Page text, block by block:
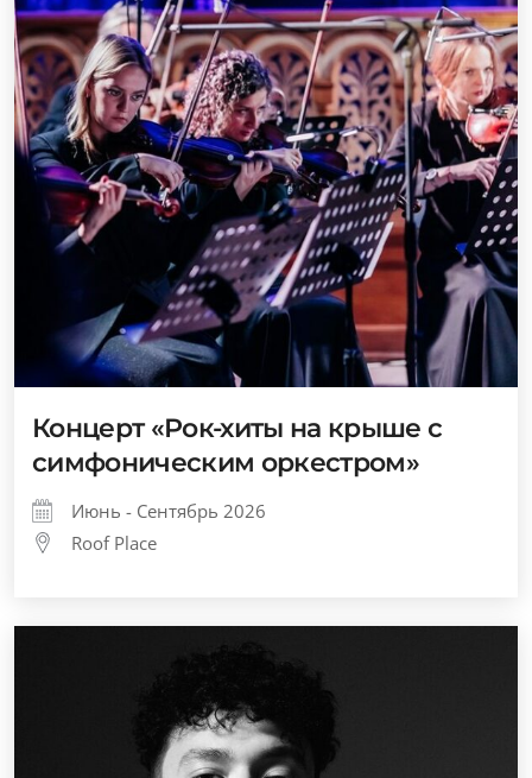
Концерт «Рок-хиты на крыше с
симфоническим оркестром»
Июнь - Сентябрь 2026
Roof Place